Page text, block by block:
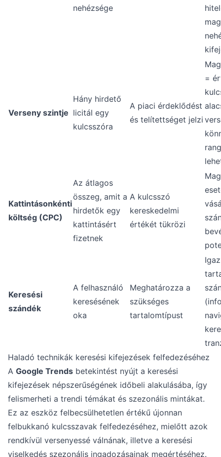
nehézsége
Verseny szintje
Hány hirdető
licitál egy
kulcsszóra
A piaci érdeklődést
és telítettséget jelzi
=
Kattintásonkénti
költség (CPC)
Az átlagos
összeg, amit a
hirdetők egy
kattintásért
fizetnek
A kulcsszó
kereskedelmi
értékét tükrözi
Keresési
szándék
A felhasználó
keresésének
oka
Meghatározza a
szükséges
tartalomtípust
Haladó technikák keresési kifejezések felfedezéséhez
A Google Trends betekintést nyújt a keresési
kifejezések népszerűségének időbeli alakulásába, így
felismerheti a trendi témákat és szezonális mintákat.
Ez az eszköz felbecsülhetetlen értékű újonnan
felbukkanó kulcsszavak felfedezéséhez, mielőtt azok
rendkívül versenyessé válnának, illetve a keresési
viselkedés szezonális ingadozásainak megértéséhez.